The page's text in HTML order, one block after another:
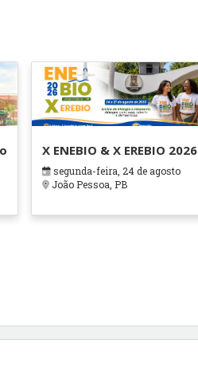
X ENEBIO & X EREBIO 2026
segunda-feira, 24 de agosto
João Pessoa, PB